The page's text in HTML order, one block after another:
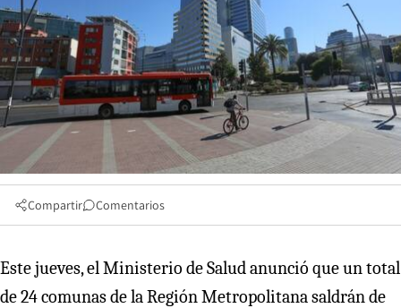
Compartir Comentarios
Este jueves, el Ministerio de Salud anunció que un total
de 24 comunas de la Región Metropolitana saldrán de